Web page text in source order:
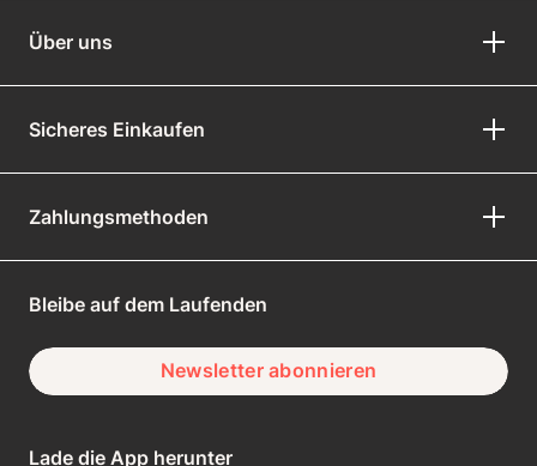
Über uns
Zahlungsmethoden
Sicheres Einkaufen
Bleibe auf dem Laufenden
Newsletter abonnieren
Lade die App herunter